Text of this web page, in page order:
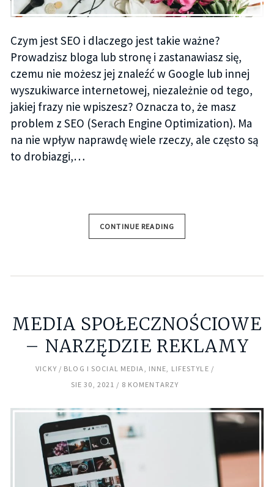
Czym jest SEO i dlaczego jest takie ważne?
Prowadzisz bloga lub stronę i zastanawiasz się,
czemu nie możesz jej znaleźć w Google lub innej
wyszukiwarce internetowej, niezależnie od tego,
jakiej frazy nie wpiszesz? Oznacza to, że masz
problem z SEO (Serach Engine Optimization). Ma
na nie wpływ naprawdę wiele rzeczy, ale często są
to drobiazgi,…
CONTINUE READING
MEDIA SPOŁECZNOŚCIOWE
– NARZĘDZIE REKLAMY
VICKY BLOG I SOCIAL MEDIA, INNE, LIFESTYLE
SIE 30, 2021
8 KOMENTARZY